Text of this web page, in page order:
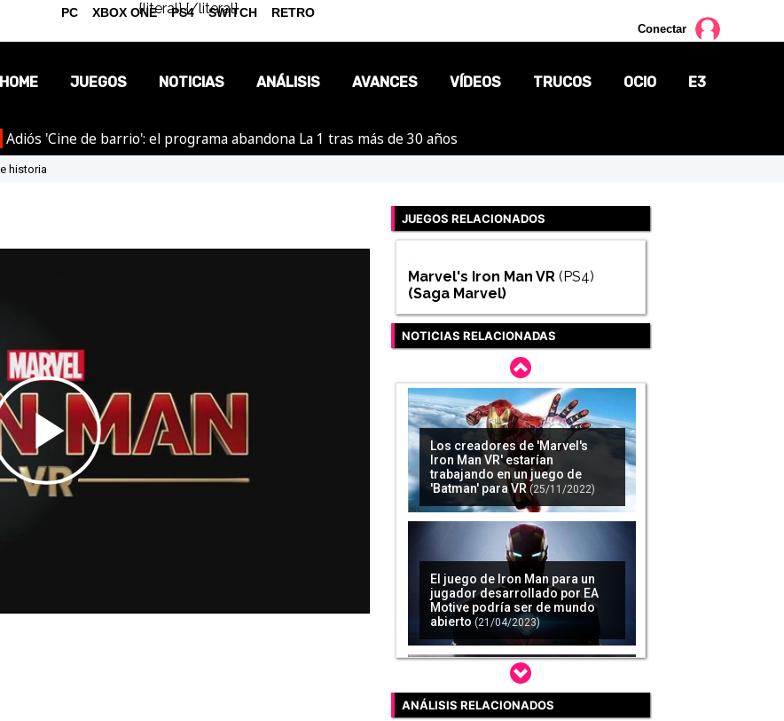
{literal}{/literal}
Conectar
HOME JUEGOS NOTICIAS
OPINIÓN
ANÁLISIS AVANCES VÍDEOS TRUCOS OCIO E3
Adiós 'Cine de barrio': el programa abandona La 1 tras más de 30 años
historia
Play
JUEGOS RELACIONADOS
Marvel's Iron Man VR (PS4)
(Saga Marvel)
NOTICIAS RELACIONADAS
El juego de Iron Man para un
jugador desarrollado por EA
Motive podría ser de mundo
abierto (21/04/2023)
'Marvel's Iron Man VR' suma
modos, armas y más en la
actualización 1.06 (21/08/2020)
ANÁLISIS RELACIONADOS
PC XBOX ONE PS4 SWITCH RETRO